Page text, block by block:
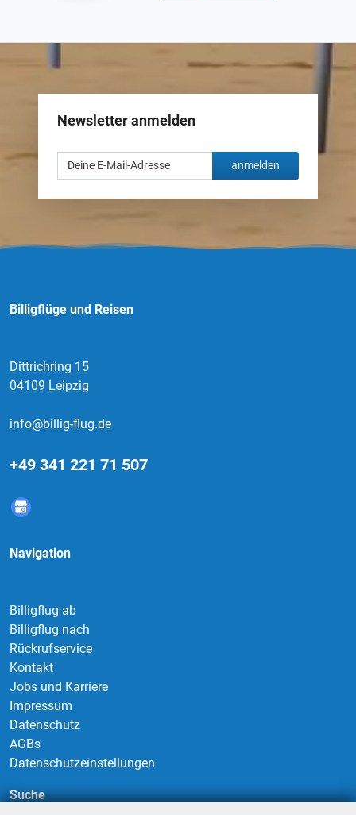
Newsletter anmelden
anmelden
Billigflüge und Reisen
Dittrichring 15
04109 Leipzig
info@billig-flug.de
+49 341 221 71 507
Navigation
Billigflug ab
Billigflug nach
Rückrufservice
Kontakt
Jobs und Karriere
Impressum
Datenschutz
AGBs
Datenschutzeinstellungen
Suche